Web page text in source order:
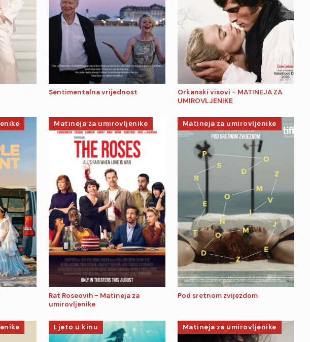
Sentimentalna vrijednost
Orkanski visovi - MATINEJA ZA
UMIROVLJENIKE
Matineja za umirovljenike
Rat Roseovih - Matineja za
umirovljenike
Matineja za umirovljenike
Pod sretnom zvijezdom
Ljeto u kinu Matineja za umirovljenike